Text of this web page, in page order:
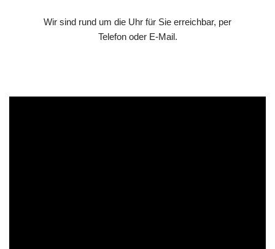
Wir sind rund um die Uhr für Sie erreichbar, per
Telefon oder E-Mail.